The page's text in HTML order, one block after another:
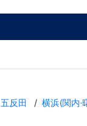
五反田 横浜(関内·